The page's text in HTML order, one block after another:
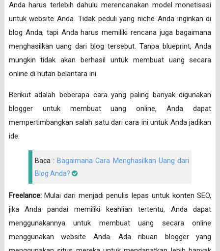
Anda harus terlebih dahulu merencanakan model monetisasi
untuk website Anda. Tidak peduli yang niche Anda inginkan di
blog Anda, tapi Anda harus memiliki rencana juga bagaimana
menghasilkan uang dari blog tersebut. Tanpa blueprint, Anda
mungkin tidak akan berhasil untuk membuat uang secara
online di hutan belantara ini.
Berikut adalah beberapa cara yang paling banyak digunakan
blogger untuk membuat uang online, Anda dapat
mempertimbangkan salah satu dari cara ini untuk Anda jadikan
ide.
Baca : Bagaimana Cara Menghasilkan Uang dari
Blog Anda?
Freelance:Mulai dari menjadi penulis lepas untuk konten SEO,
jika Anda pandai memiliki keahlian tertentu, Anda dapat
menggunakannya untuk membuat uang secara online
menggunakan website Anda. Ada ribuan blogger yang